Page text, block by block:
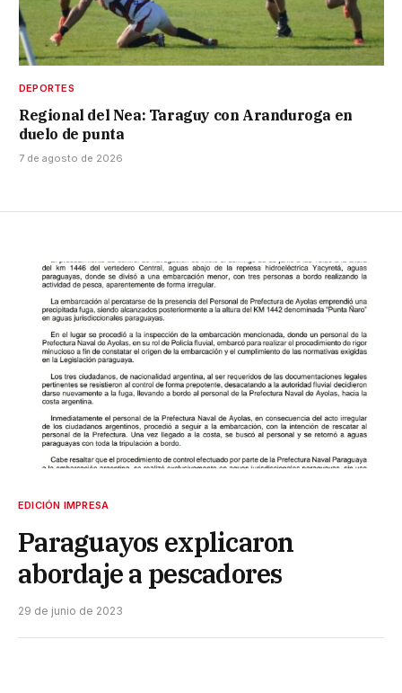
DEPORTES
Regional del Nea: Taraguy con Aranduroga en
duelo de punta
7 de agosto de 2026
EDICIÓN IMPRESA
Paraguayos explicaron
abordaje a pescadores
29 de junio de 2023